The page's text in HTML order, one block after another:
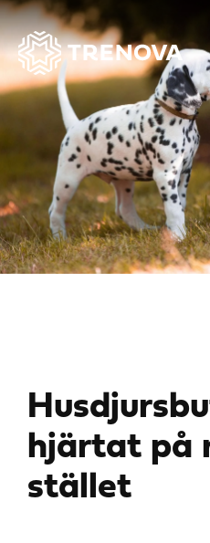
hjärtat på
stället